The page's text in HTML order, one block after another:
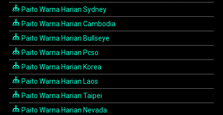
Paito Warna Harian Sydney
Paito Warna Harian Cambodia
Paito Warna Harian Bullseye
Paito Warna Harian Pcso
Paito Warna Harian Korea
Paito Warna Harian Laos
Paito Warna Harian Taipei
Paito Warna Harian Nevada